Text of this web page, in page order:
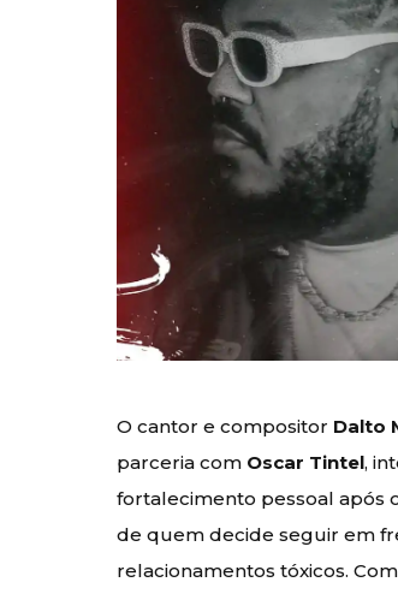
O cantor e compositor Dalto
parceria com Oscar Tintel,
fortalecimento pessoal após
de quem decide seguir em
relacionamentos tóxicos.